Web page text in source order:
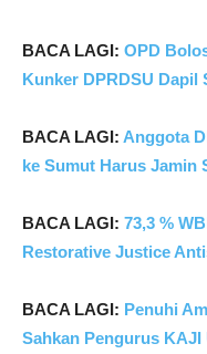
BACA LAGI: OPD
Kunker DPRDSU Dapil
BACA LAGI: Anggota
ke Sumut Harus
BACA LAGI: 73,3 %
Restorative Justice
BACA LAGI: Penuhi
Sahkan Pengurus